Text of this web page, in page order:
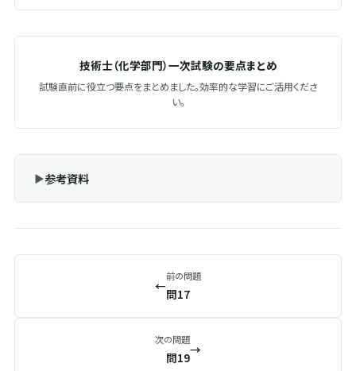
技術士（化学部門）一次試験の要点まとめ
試験直前に役立つ要点をまとめました。効率的な学習にご活用くださ
い。
参考資料
←
前の問題
問17
次の問題
問19
→